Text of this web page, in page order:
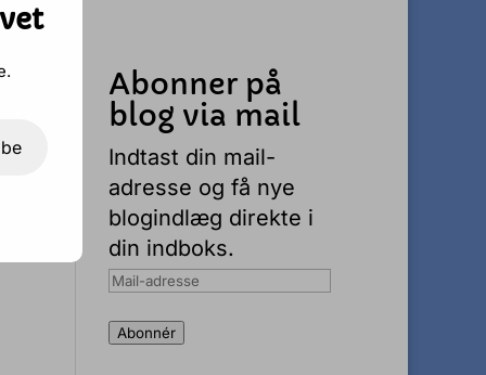
Abonner på
blog via mail
Indtast din mail-
adresse og få nye
blogindlæg direkte i
din indboks.
Mail-
Abonnér